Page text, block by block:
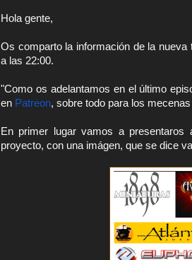
Hola gente,
Os comparto la información de la
a las 22:00.
"Como os adelantamos en el último
en Patreon, sobre todo para los mecenas
En primer lugar vamos a
proyecto, con una imágen, que se dice